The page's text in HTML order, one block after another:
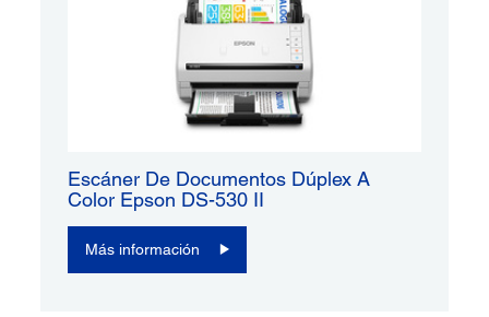
Escáner De Documentos Dúplex A
Color Epson DS-530 II
Más información